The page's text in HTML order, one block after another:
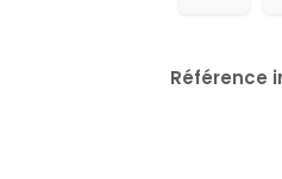
Référence